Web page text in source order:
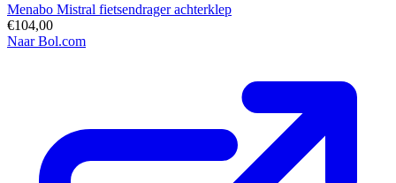
Menabo Mistral fietsendrager achterklep
€104,00
Naar Bol.com